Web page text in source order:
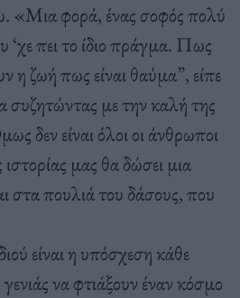
«Μια φορά, ένας σοφός πολύ
‘χε πει το ίδιο πράγμα. Πως
η ζωή πως είναι θαύμα”, είπε
συζητώντας με την καλή της
δεν είναι όλοι οι άνθρωποι
ιστορίας μας θα δώσει μια
στα πουλιά του δάσους, που
είναι η υπόσχεση κάθε
να φτιάξουν έναν κόσμο